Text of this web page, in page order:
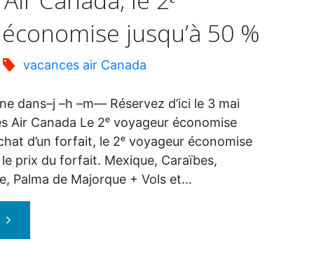
jusqu’à 50 %
vacances air Canada
dans–j –h –m— Réservez d’ici le 3 mai
Air Canada Le 2ᵉ voyageur économise
d’un forfait, le 2ᵉ voyageur économise
le prix du forfait. Mexique, Caraïbes,
Palma de Majorque + Vols et…